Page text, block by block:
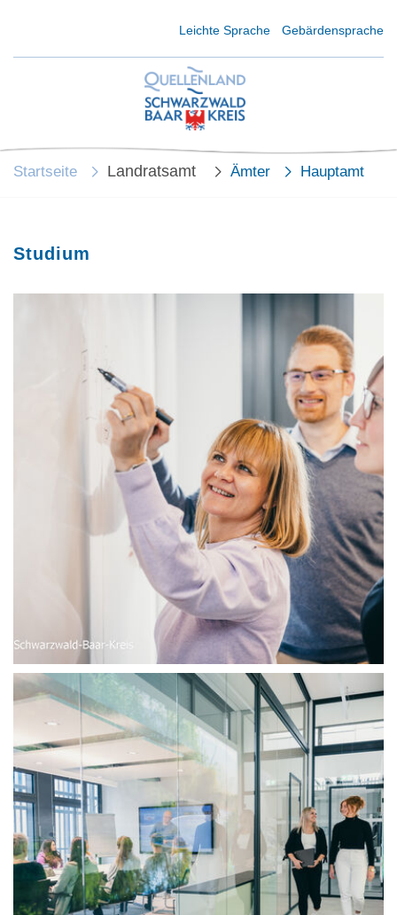
Leichte Sprache Gebärdensprache
Startseite Landratsamt Ämter Hauptamt
Studium